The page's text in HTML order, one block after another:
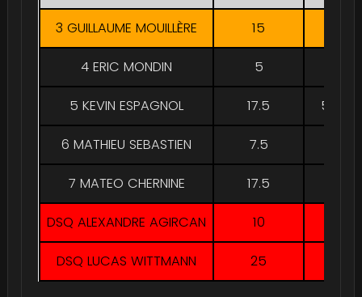
3 GUILLAUME MOUILLÈRE 15
4 ERIC MONDIN 5
5 KEVIN ESPAGNOL 17.5 58.75
6 MATHIEU SEBASTIEN 7.5
7 MATEO CHERNINE 17.5
DSQ ALEXANDRE AGIRCAN 10
DSQ LUCAS WITTMANN 25